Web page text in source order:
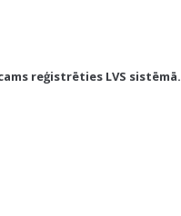
reģistrēties LVS sistēmā.